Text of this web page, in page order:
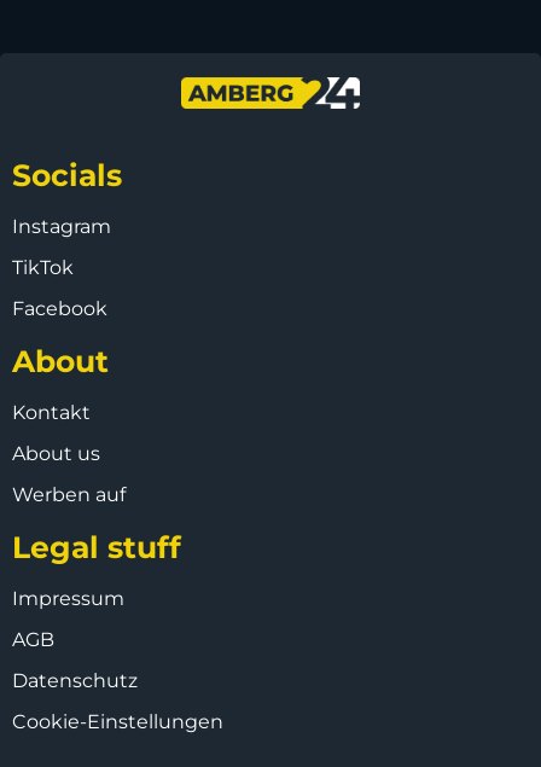
Socials
Instagram
TikTok
Facebook
About
Kontakt
About us
Werben auf
Legal stuff
Impressum
AGB
Datenschutz
Cookie-Einstellungen